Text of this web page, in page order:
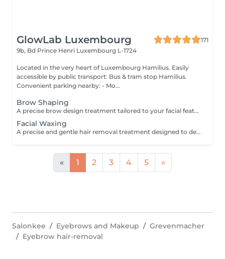
GlowLab Luxembourg
171
9b, Bd Prince Henri Luxembourg L-1724
Located in the very heart of Luxembourg Hamilius. Easily
accessible by public transport: Bus & tram stop Hamilius.
Convenient parking nearby: - Mo...
Brow Shaping
A precise brow design treatment tailored to your facial features to create clean lines, symmetry, and a naturally balanced look. The shape is carefully customised to enhance your natural expression and highlight your individual features. TREATMENT OPTIONS: - Brow Shaping - Brow Shaping + Tint BENEFITS: - Clean, defined brow shape - Improved facial symmetry - Enhanced natural features - Polished, well-groomed appearance INDICATIONS: - Uneven or undefined brows - Overgrown or irregular brow shape - Desire for a clean, structured look CONTRAINDICATIONS: - Skin irritation or inflammation in the brow area - Open wounds - Recent aggressive treatments (peels, etc.) Aftercare: - Avoid touching the treated area - Avoid heat, sun exposure, and active skincare for 24 hours - Use soothing products if needed A refined brow design for naturally balanced and well-defined brows
Facial Waxing
A precise and gentle hair removal treatment designed to deliver smooth, clean, and well-defined facial contours. Using professional techniques and high-quality products, unwanted hair is removed effectively while respecting the skin's sensitivity. This treatment leaves the skin soft, refined, and perfectly prepared for makeup or skincare application. BENEFITS: - Smooth, clean skin - Precise shaping and definition - Long-lasting result - Gentle on the skin INDICATIONS: - Unwanted facial hair - Brow shaping and definition - Upper lip or chin hair CONTRAINDICATIONS: - Irritated or damaged skin - Active inflammation - Recent aggressive treatments (peels, lasers etc.) AFTERCARE: - Avoid heat and sun exposure for 24 hours - Apply soothing products if needed - Use SPF daily A quick and precise treatment for perfectly smooth and polished skin.
« 1 2 3 4 5 »
Salonkee Eyebrows and Makeup
Grevenmacher
Eyebrow hair-removal